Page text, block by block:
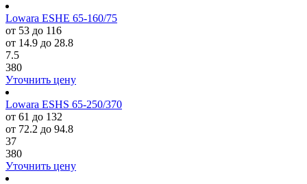
Lowara ESHE 65-160/75
от 53 до 116
от 14.9 до 28.8
7.5
380
Уточнить цену
Lowara ESHS 65-250/370
от 61 до 132
от 72.2 до 94.8
37
380
Уточнить цену